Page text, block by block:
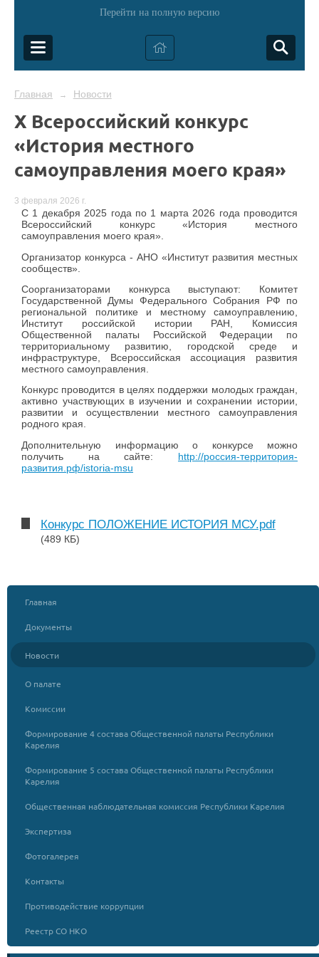
Перейти на полную версию
Главная → Новости
X Всероссийский конкурс
«История местного
самоуправления моего края»
3 февраля 2026 г.
С 1 декабря 2025 года по 1 марта 2026 года проводится
Всероссийский конкурс «История местного
самоуправления моего края».
Организатор конкурса - АНО «Институт развития местных
сообществ».
Соорганизаторами конкурса выступают: Комитет
Государственной Думы Федерального Собрания РФ по
региональной политике и местному самоуправлению,
Институт российской истории РАН, Комиссия
Общественной палаты Российской Федерации по
территориальному развитию, городской среде и
инфраструктуре, Всероссийская ассоциация развития
местного самоуправления.
Конкурс проводится в целях поддержки молодых граждан,
активно участвующих в изучении и сохранении истории,
развитии и осуществлении местного самоуправления
родного края.
Дополнительную информацию о конкурсе можно
получить на сайте: http://россия-территория-
развития.рф/istoria-msu
Конкурс ПОЛОЖЕНИЕ ИСТОРИЯ МСУ.pdf
(489 КБ)
Главная
Документы
Новости
О палате
Комиссии
Формирование 4 состава Общественной палаты Республики
Карелия
Формирование 5 состава Общественной палаты Республики
Карелия
Общественная наблюдательная комиссия Республики Карелия
Экспертиза
Фотогалерея
Контакты
Противодействие коррупции
Реестр СО НКО